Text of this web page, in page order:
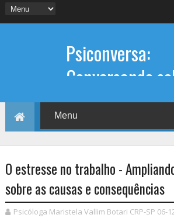
Psiconversa:
Conversando
Psicologia
Informações sobre: Psicóloga,
Psicoterapia, terapia de casal,
individual, Psicóloga online e
O estresse no trabalho -
sobre as causas e consequências
Psicóloga Maristela Vallim Botari CRP-SP 06-